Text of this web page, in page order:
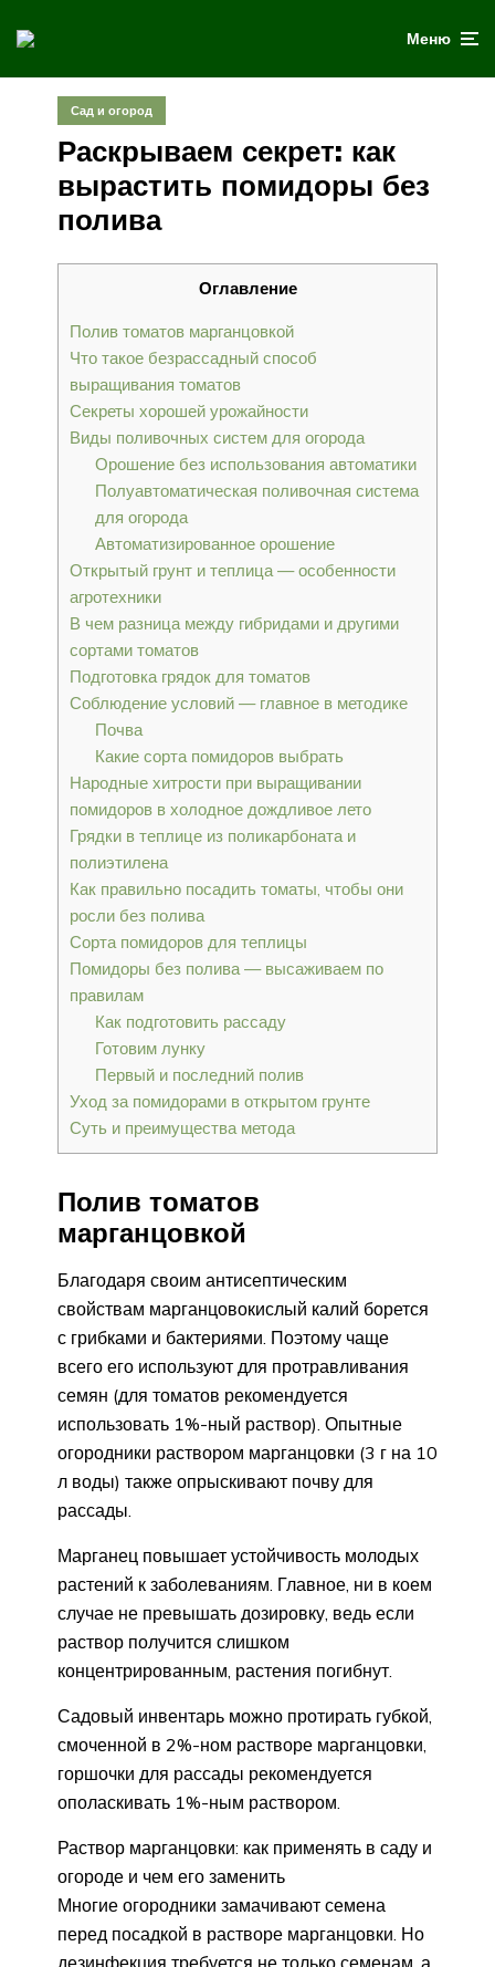
Меню
Сад и огород
Раскрываем секрет: как
вырастить помидоры без
полива
Оглавление
Полив томатов марганцовкой
Что такое безрассадный способ
выращивания томатов
Секреты хорошей урожайности
Виды поливочных систем для огорода
Орошение без использования автоматики
Полуавтоматическая поливочная система
для огорода
Автоматизированное орошение
Открытый грунт и теплица — особенности
агротехники
В чем разница между гибридами и другими
сортами томатов
Подготовка грядок для томатов
Соблюдение условий — главное в методике
Почва
Какие сорта помидоров выбрать
Народные хитрости при выращивании
помидоров в холодное дождливое лето
Грядки в теплице из поликарбоната и
полиэтилена
Как правильно посадить томаты, чтобы они
росли без полива
Сорта помидоров для теплицы
Помидоры без полива — высаживаем по
правилам
Как подготовить рассаду
Готовим лунку
Первый и последний полив
Уход за помидорами в открытом грунте
Суть и преимущества метода
Полив томатов
марганцовкой
Благодаря своим антисептическим
свойствам марганцовокислый калий борется
с грибками и бактериями. Поэтому чаще
всего его используют для протравливания
семян (для томатов рекомендуется
использовать 1%-ный раствор). Опытные
огородники раствором марганцовки (3 г на 10
л воды) также опрыскивают почву для
рассады.
Марганец повышает устойчивость молодых
растений к заболеваниям. Главное, ни в коем
случае не превышать дозировку, ведь если
раствор получится слишком
концентрированным, растения погибнут.
Садовый инвентарь можно протирать губкой,
смоченной в 2%-ном растворе марганцовки,
горшочки для рассады рекомендуется
ополаскивать 1%-ным раствором.
Раствор марганцовки: как применять в саду и
огороде и чем его заменить
Многие огородники замачивают семена
перед посадкой в растворе марганцовки. Но